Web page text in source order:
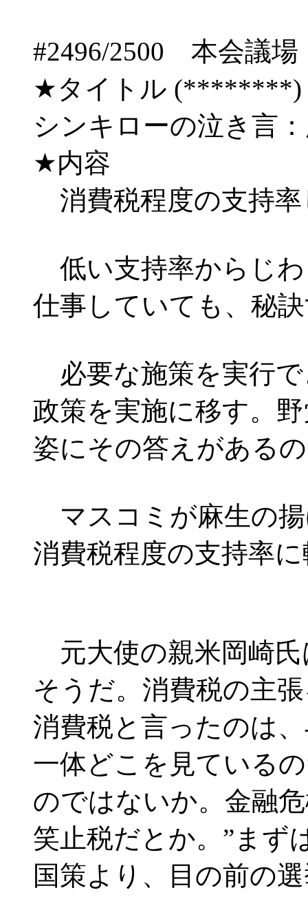
#2496/2500 本会議
★タイトル (********)
シンキローの泣き言
★内容
消費税程度の支持
低い支持率からじわ
仕事していても、秘
必要な施策を実行で
政策を実施に移す。
姿にその答えがある
マスコミが麻生の
消費税程度の支持率
元大使の親米岡崎氏
そうだ。消費税の主
消費税と言ったのは
一体どこを見ている
のではないか。金融
笑止税だとか。”まず
国策より、目の前の